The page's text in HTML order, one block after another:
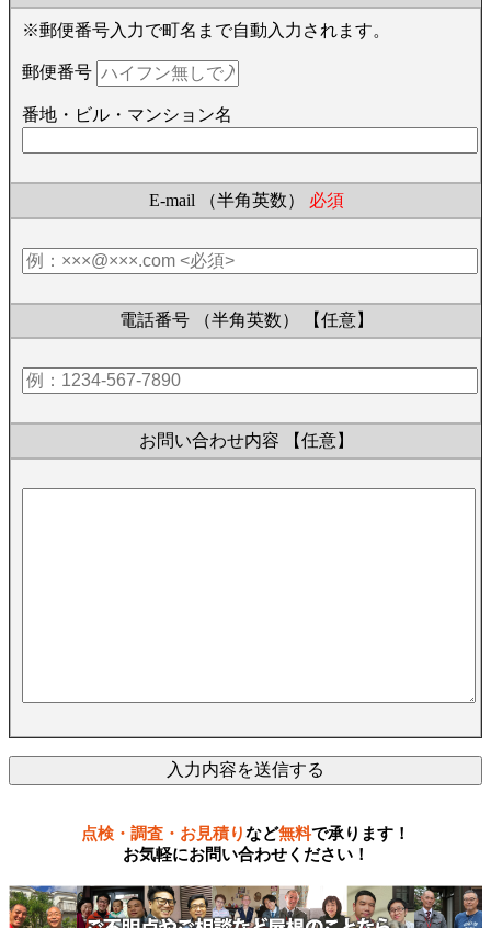
※郵便番号入力で町名まで自動入力されます。
郵便番号
番地・ビル・マンション名
E-mail （半角英数） 必須
電話番号 （半角英数） 【任意】
お問い合わせ内容 【任意】
点検・調査・お見積りなど無料で承ります！
お気軽にお問い合わせください！